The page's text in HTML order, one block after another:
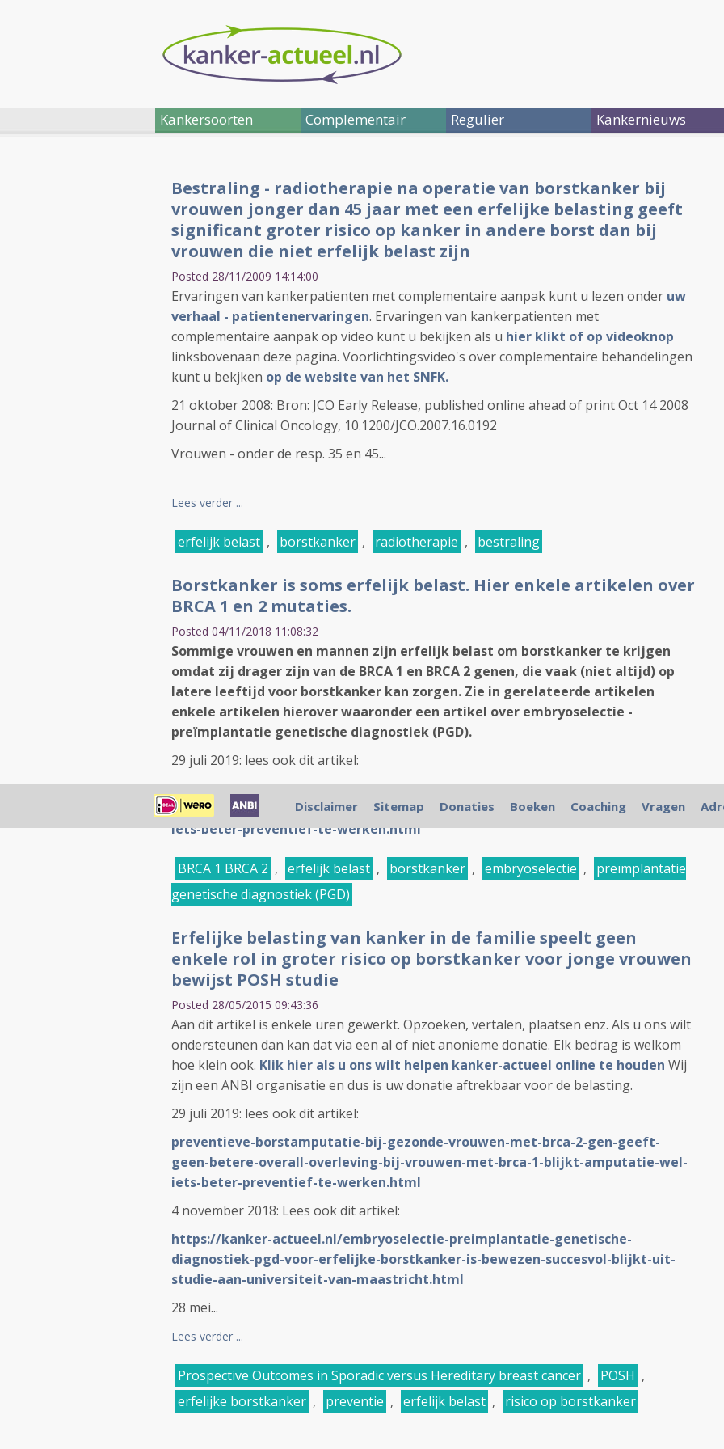
Kankersoorten Complementair Regulier Kankernieuws
Bestraling - radiotherapie na operatie van borstkanker bij
vrouwen jonger dan 45 jaar met een erfelijke belasting geeft
significant groter risico op kanker in andere borst dan bij
vrouwen die niet erfelijk belast zijn
Posted 28/11/2009 14:14:00
Ervaringen van kankerpatienten met complementaire aanpak kunt u lezen onder uw
verhaal - patientenervaringen. Ervaringen van kankerpatienten met
complementaire aanpak op video kunt u bekijken als u hier klikt of op videoknop
linksbovenaan deze pagina. Voorlichtingsvideo's over complementaire behandelingen
kunt u bekjken op de website van het SNFK.
21 oktober 2008: Bron: JCO Early Release, published online ahead of print Oct 14 2008
Journal of Clinical Oncology, 10.1200/JCO.2007.16.0192
Vrouwen - onder de resp. 35 en 45...
Lees verder ...
erfelijk belast , borstkanker , radiotherapie , bestraling
Borstkanker is soms erfelijk belast. Hier enkele artikelen over
BRCA 1 en 2 mutaties.
Posted 04/11/2018 11:08:32
Sommige vrouwen en mannen zijn erfelijk belast om borstkanker te krijgen
omdat zij drager zijn van de BRCA 1 en BRCA 2 genen, die vaak (niet altijd) op
latere leeftijd voor borstkanker kan zorgen. Zie in gerelateerde artikelen
enkele artikelen hierover waaronder een artikel over embryoselectie -
preïmplantatie genetische diagnostiek (PGD).
29 juli 2019: lees ook dit artikel:
preventieve-borstamputatie-bij-gezonde-vrouwen-met-brca-2-gen-geeft-
geen-betere-overall-overleving-bij-vrouwen-met-brca-1-blijkt-amputatie-wel-
iets-beter-preventief-te-werken.html
BRCA 1 BRCA 2 , erfelijk belast , borstkanker , embryoselectie ,
preïmplantatie
genetische diagnostiek (PGD)
Erfelijke belasting van kanker in de familie speelt geen
enkele rol in groter risico op borstkanker voor jonge vrouwen
bewijst POSH studie
Posted 28/05/2015 09:43:36
Aan dit artikel is enkele uren gewerkt. Opzoeken, vertalen, plaatsen enz. Als u ons wilt
ondersteunen dan kan dat via een al of niet anonieme donatie. Elk bedrag is welkom
hoe klein ook. Klik hier als u ons wilt helpen kanker-actueel online te houden Wij
zijn een ANBI organisatie en dus is uw donatie aftrekbaar voor de belasting.
29 juli 2019: lees ook dit artikel:
preventieve-borstamputatie-bij-gezonde-vrouwen-met-brca-2-gen-geeft-
geen-betere-overall-overleving-bij-vrouwen-met-brca-1-blijkt-amputatie-wel-
iets-beter-preventief-te-werken.html
4 november 2018: Lees ook dit artikel:
https://kanker-actueel.nl/embryoselectie-preimplantatie-genetische-
diagnostiek-pgd-voor-erfelijke-borstkanker-is-bewezen-succesvol-blijkt-uit-
studie-aan-universiteit-van-maastricht.html
28 mei...
Lees verder ...
Prospective Outcomes in Sporadic versus Hereditary breast cancer , POSH ,
erfelijke borstkanker , preventie , erfelijk belast , risico op borstkanker
Disclaimer Sitemap Donaties Boeken Coaching Vragen